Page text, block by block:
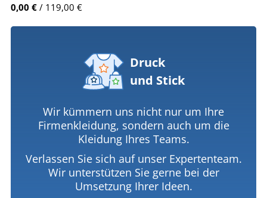
0,00 € / 119,00 €
Druck
und Stick
Wir kümmern uns nicht nur um Ihre
Firmenkleidung, sondern auch um die
Kleidung Ihres Teams.
Verlassen Sie sich auf unser Expertenteam.
Wir unterstützen Sie gerne bei der
Umsetzung Ihrer Ideen.